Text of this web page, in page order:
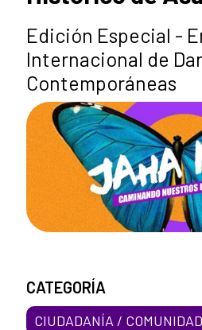
Edición Especial -
Internacional de
Contemporáneas
CATEGORÍA
CIUDADANÍA / COMUNIDAD